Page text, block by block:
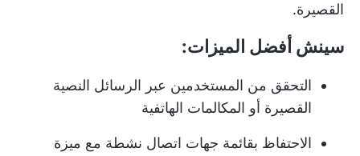
القصيرة.
سينش أفضل الميزات:
التحقق من المستخدمين عبر الرسائل النصية
القصيرة أو المكالمات الهاتفية
الاحتفاظ بقائمة جهات اتصال نشطة مع ميزة